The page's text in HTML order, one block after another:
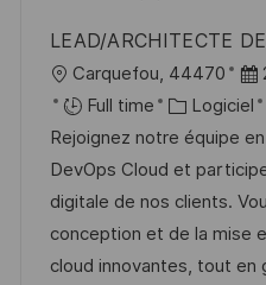
o
n
d
u
p
o
s
t
e
LEAD/ARCHITECTE
o
c
a
l
i
s
Carquefou, 44470
D
a
t
e
d
’
a
Full time
C
a
t
é
g
o
Logiciel
Rejoignez notre équipe
DevOps Cloud et
digitale de nos clients.
conception et de la mise
cloud innovantes, tout en